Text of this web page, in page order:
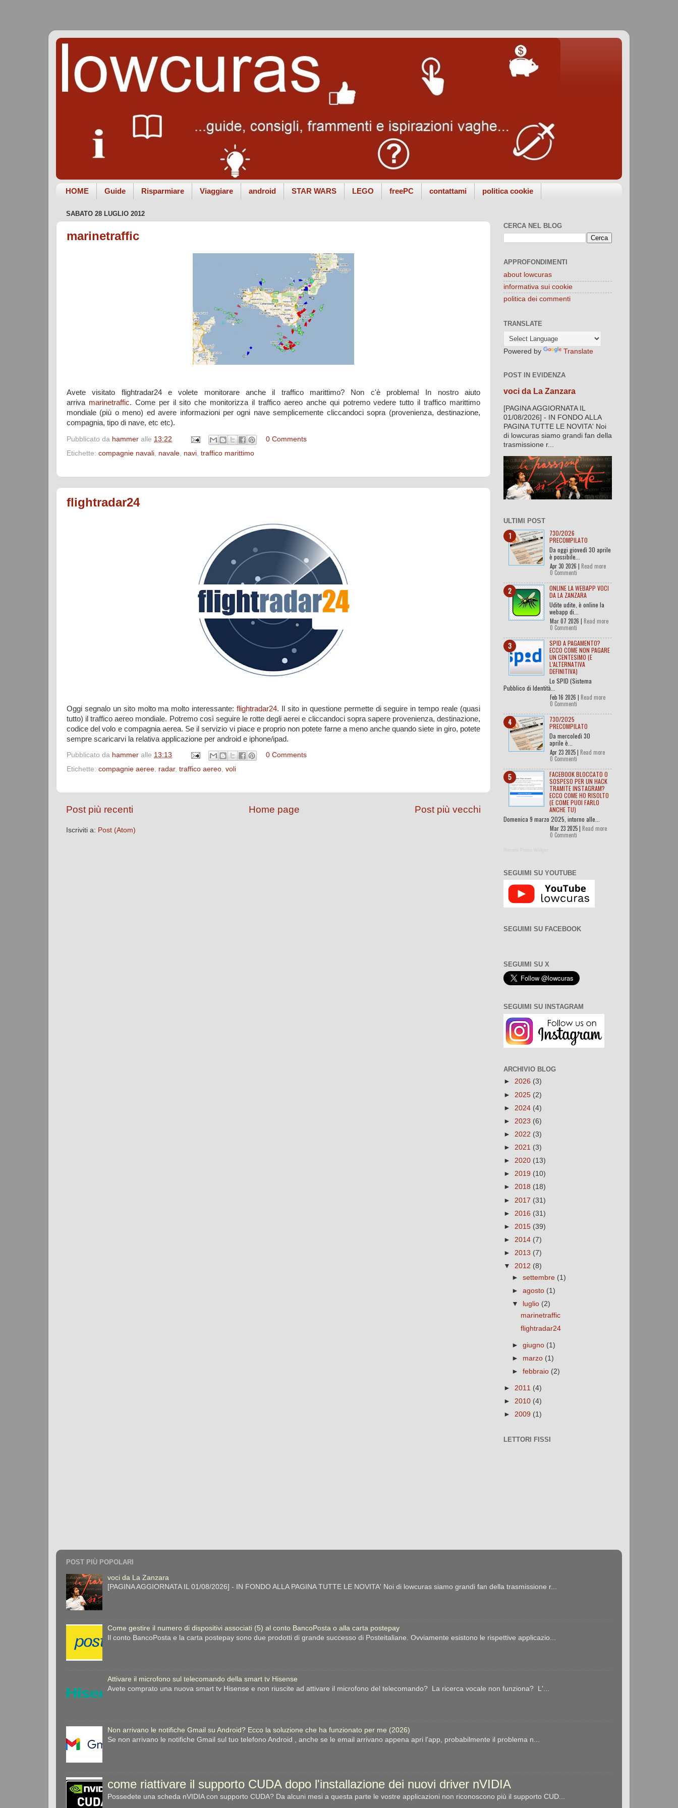
HOME Guide Risparmiare Viaggiare android STAR WARS LEGO freePC contattami politica cookie
SABATO 28 LUGLIO 2012
marinetraffic
Avete visitato flightradar24 e volete monitorare anche il traffico marittimo? Non c'è problema! In nostro aiuto
arriva marinetraffic. Come per il sito che monitorizza il traffico aereo anche qui potremo vedere tutto il traffico marittimo
mondiale (più o meno) ed avere informazioni per ogni nave semplicemente cliccandoci sopra (provenienza, destinazione,
compagnia, tipo di nave, etc etc).
Pubblicato da hammer alle 13:22
0 Comments
Etichette: compagnie navali navale navi traffico marittimo
flightradar24
Oggi segnalo un sito molto ma molto interessante:flightradar24. Il sito in questione permette di seguire in tempo reale (quasi
tutto) il traffico aereo mondiale. Potremo così seguire le rotte degli aerei e cliccandoci sopra sapere provenienza, destinazione,
codice del volo e compagnia aerea. Se il servizio vi piace e proprio non potete farne a meno anche quando siete in giro, potete
sempre scaricarvi la relativa applicazione per android e iphone/ipad.
Pubblicato da hammer alle 13:13
0 Comments
Etichette: compagnie aeree, radar, traffico aereo, voli
Post più recenti Post più vecchi
Home page
Iscriviti a: Post (Atom)
CERCA NEL BLOG
APPROFONDIMENTI
about lowcuras
informativa sui cookie
politica dei commenti
TRANSLATE
Powered by Translate
POST IN EVIDENZA
voci da La Zanzara
[PAGINA AGGIORNATA IL
01/08/2026] - IN FONDO ALLA
PAGINA TUTTE LE NOVITA' Noi
di lowcuras siamo grandi fan della
trasmissione r...
ULTIMI POST
730/2026
PRECOMPILATO
Da oggi giovedì 30 aprile
è possibile...
Apr 30 2026 | Read more
0 Commenti
ONLINE LA WEBAPP VOCI
DA LA ZANZARA
Udite udite, è online la
webapp di...
Mar 07 2026 | Read more
0 Commenti
SPID A PAGAMENTO?
ECCO COME NON PAGARE
UN CENTESIMO (E
L’ALTERNATIVA
DEFINITIVA)
Lo SPID (Sistema
Pubblico di Identità...
Feb 16 2026 | Read more
0 Commenti
730/2025
PRECOMPILATO
Da mercoledì 30
aprile è...
Apr 23 2025 | Read more
0 Commenti
FACEBOOK BLOCCATO O
SOSPESO PER UN HACK
TRAMITE INSTAGRAM?
ECCO COME HO RISOLTO
(E COME PUOI FARLO
ANCHE TU)
Domenica 9 marzo 2025, intorno alle...
Mar 23 2025 | Read more
0 Commenti
SEGUIMI SU YOUTUBE
SEGUIMI SU FACEBOOK
SEGUIMI SU X
SEGUIMI SU INSTAGRAM
ARCHIVIO BLOG
► 2026 (3)
► 2025 (2)
► 2024 (4)
► 2023 (6)
► 2022 (3)
► 2021 (3)
► 2020 (13)
► 2019 (10)
► 2018 (18)
► 2017 (31)
► 2016 (31)
► 2015 (39)
► 2014 (7)
► 2013 (7)
▼ 2012 (8)
►settembre (1)
►agosto (1)
▼
luglio (2)
marinetraffic
flightradar24
►giugno (1)
► marzo (1)
►febbraio (2)
► 2011 (4)
► 2010 (4)
► 2009 (1)
LETTORI FISSI
POST PIÙ POPOLARI
voci da La Zanzara
[PAGINA AGGIORNATA IL 01/08/2026] - IN FONDO ALLA PAGINA TUTTE LE NOVITA' Noi di lowcuras siamo grandi fan della trasmissione r...
Come gestire il numero di dispositivi associati (5) al conto BancoPosta o alla carta postepay
Il conto BancoPosta e la carta postepay sono due prodotti di grande successo di Posteitaliane. Ovviamente esistono le rispettive applicazio...
Attivare il microfono sul telecomando della smart tv Hisense
Avete comprato una nuova smart tv Hisense e non riuscite ad attivare il microfono del telecomando? La ricerca vocale non funziona? L'...
Non arrivano le notifiche Gmail su Android? Ecco la soluzione che ha funzionato per me (2026)
Se non arrivano le notifiche Gmail sul tuo telefono Android , anche se le email arrivano appena apri l'app, probabilmente il problema n...
come riattivare il supporto CUDA dopo l'installazione dei nuovi driver nVIDIA
Possedete una scheda nVIDIA con supporto CUDA? Da alcuni mesi a questa parte le vostre applicazioni non riconoscono più il supporto CUD...